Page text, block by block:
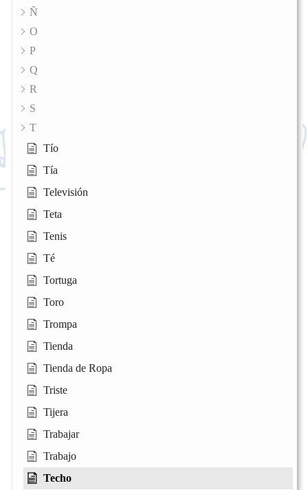
Ñ
O
P
Q
R
S
T
Tío
Tía
Televisión
Teta
Tenis
Té
Tortuga
Toro
Trompa
Tienda
Tienda de Ropa
Triste
Tijera
Trabajar
Trabajo
Techo